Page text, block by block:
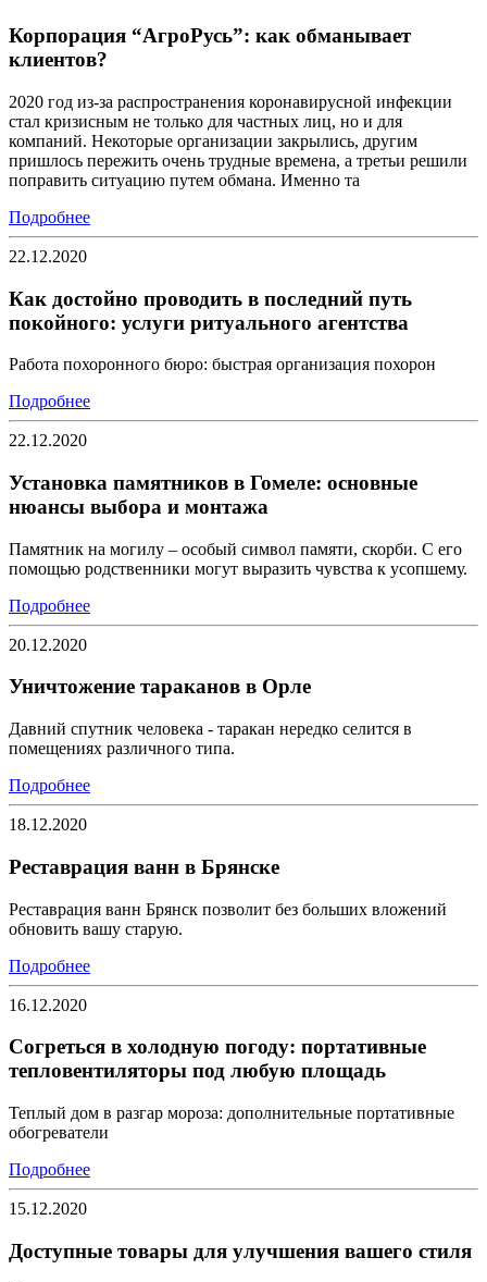
Корпорация “АгроРусь”: как обманывает
клиентов?
2020 год из-за распространения коронавирусной инфекции
стал кризисным не только для частных лиц, но и для
компаний. Некоторые организации закрылись, другим
пришлось пережить очень трудные времена, а третьи решили
поправить ситуацию путем обмана. Именно та
Подробнее
22.12.2020
Как достойно проводить в последний путь
покойного: услуги ритуального агентства
Работа похоронного бюро: быстрая организация похорон
Подробнее
22.12.2020
Установка памятников в Гомеле: основные
нюансы выбора и монтажа
Памятник на могилу – особый символ памяти, скорби. С его
помощью родственники могут выразить чувства к усопшему.
Подробнее
20.12.2020
Уничтожение тараканов в Орле
Давний спутник человека - таракан нередко селится в
помещениях различного типа.
Подробнее
18.12.2020
Реставрация ванн в Брянске
Реставрация ванн Брянск позволит без больших вложений
обновить вашу старую.
Подробнее
16.12.2020
Согреться в холодную погоду: портативные
тепловентиляторы под любую площадь
Теплый дом в разгар мороза: дополнительные портативные
обогреватели
Подробнее
15.12.2020
Доступные товары для улучшения вашего стиля